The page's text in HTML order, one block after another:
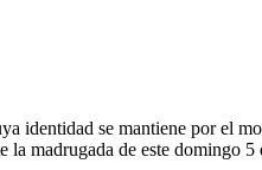
identidad se mantiene por el
la madrugada de este domingo 5